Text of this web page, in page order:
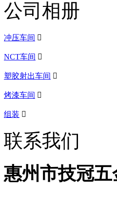
公司相册
冲压车间 
NCT车间 
塑胶射出车间 
烤漆车间 
组装 
联系我们
惠州市技冠